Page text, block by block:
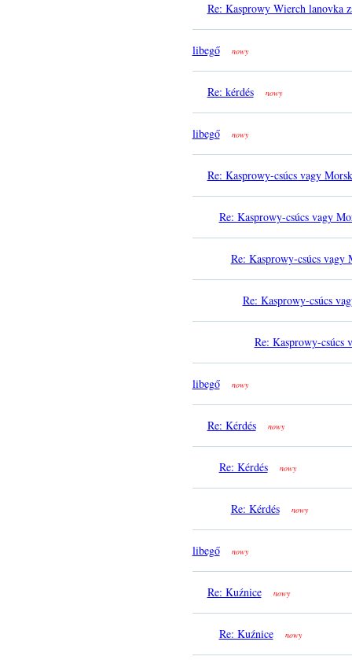
Re: Kasprowy Wierch lanovka
libegő nowy
Re: kérdés nowy
libegő nowy
Re: Kasprowy-csúcs vagy
Re: Kasprowy-csúcs vagy
Re: Kasprowy-csúcs vagy
Re: Kasprowy-csúcs
Re: Kasprowy-csúcs
libegő nowy
Re: Kérdés nowy
Re: Kérdés nowy
Re: Kérdés nowy
libegő nowy
Re: Kuźnice nowy
Re: Kuźnice nowy